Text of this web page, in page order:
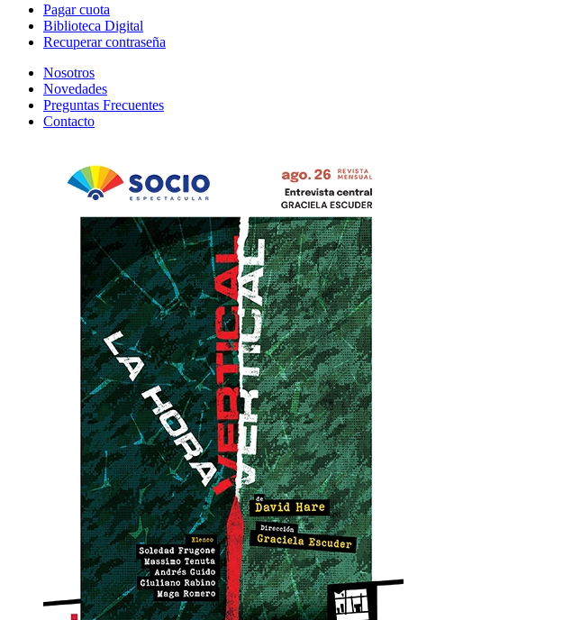
Pagar cuota
Biblioteca Digital
Recuperar contraseña
Nosotros
Novedades
Preguntas Frecuentes
Contacto